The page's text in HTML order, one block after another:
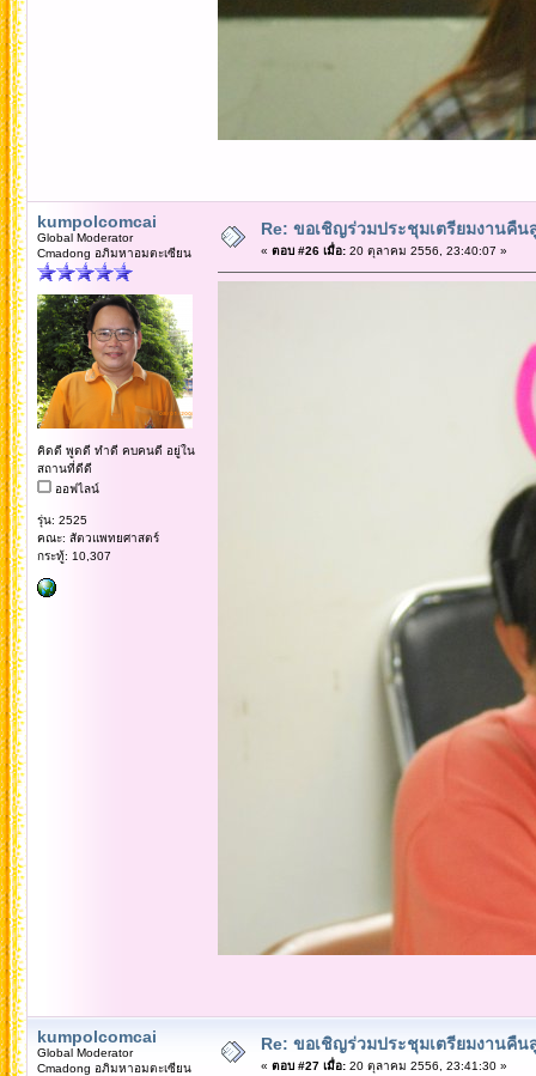
kumpolcomcai
Global Moderator
Cmadong อภิมหาอมตะเซียน
คิดดี พูดดี ทำดี คบคนดี อยู่ใน
สถานที่ดีดี
ออฟไลน์
รุ่น: 2525
คณะ: สัตวแพทยศาสตร์
กระทู้: 10,307
Re: ขอเชิญร่วมประชุมเตรียมงานคืน
« ตอบ #26 เมื่อ:20 ตุลาคม 2556, 23:40:07 »
kumpolcomcai
Global Moderator
Cmadong อภิมหาอมตะเซียน
Re: ขอเชิญร่วมประชุมเตรียมงานคืน
« ตอบ #27 เมื่อ:20 ตุลาคม 2556, 23:41:30 »